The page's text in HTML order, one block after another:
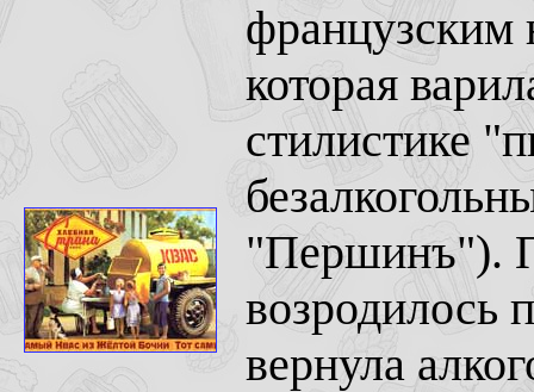
французским
которая
стилистике
"Першинъ").
возродилось
вернула